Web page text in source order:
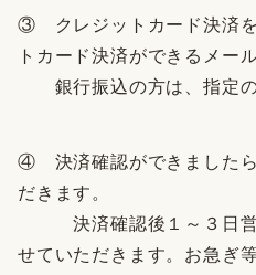
③ クレジットカード決済を
トカード決済ができるメー
銀行振込の方は、指定の
④ 決済確認ができましたら
だきます。
決済確認後１～３日営
せていただきます。お急ぎ